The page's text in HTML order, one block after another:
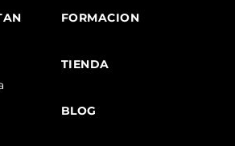
FORMACION
TIENDA
BLOG